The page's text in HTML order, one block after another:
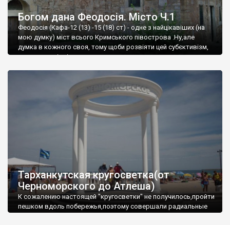
Богом дана Феодосія. Місто Ч.1
Феодосія (Кафа-12 (13) -15 (18) ст) - одне з найцікавіших (на
мою думку) міст всього Кримського півострова .Ну,але
думка в кожного своя, тому щоби розвіяти цей субєктивізм,
запрошую відвідати це
Тарханкутская кругосветка(от
Черноморского до Атлеша)
К сожалению настоящей "кругосветки" не получилось,пройти
пешком вдоль побережья,поэтому совершали радиальные